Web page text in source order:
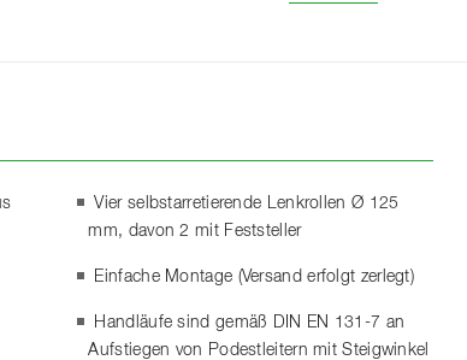
Vier selbstarretierende Lenkrollen Ø 125
mm, davon 2 mit Feststeller
Einfache Montage (Versand erfolgt zerlegt)
Handläufe sind gemäß DIN EN 131-7 an
Aufstiegen von Podestleitern mit Steigwinkel